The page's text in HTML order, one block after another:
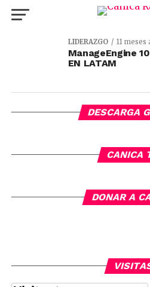
LIDERAZGO 11 meses
ManageEngine
EN LATAM
DESCARGA
CANICA
DONAR A